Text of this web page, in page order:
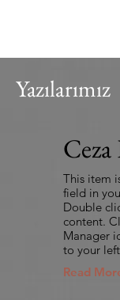
Yazılarımız
This item
field in
Double
content.
Manager
to your
Read